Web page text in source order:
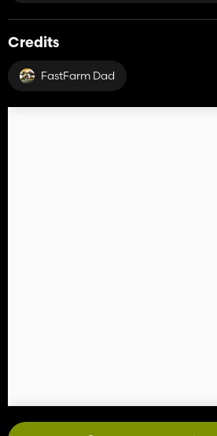
Credits
FastFarm Dad